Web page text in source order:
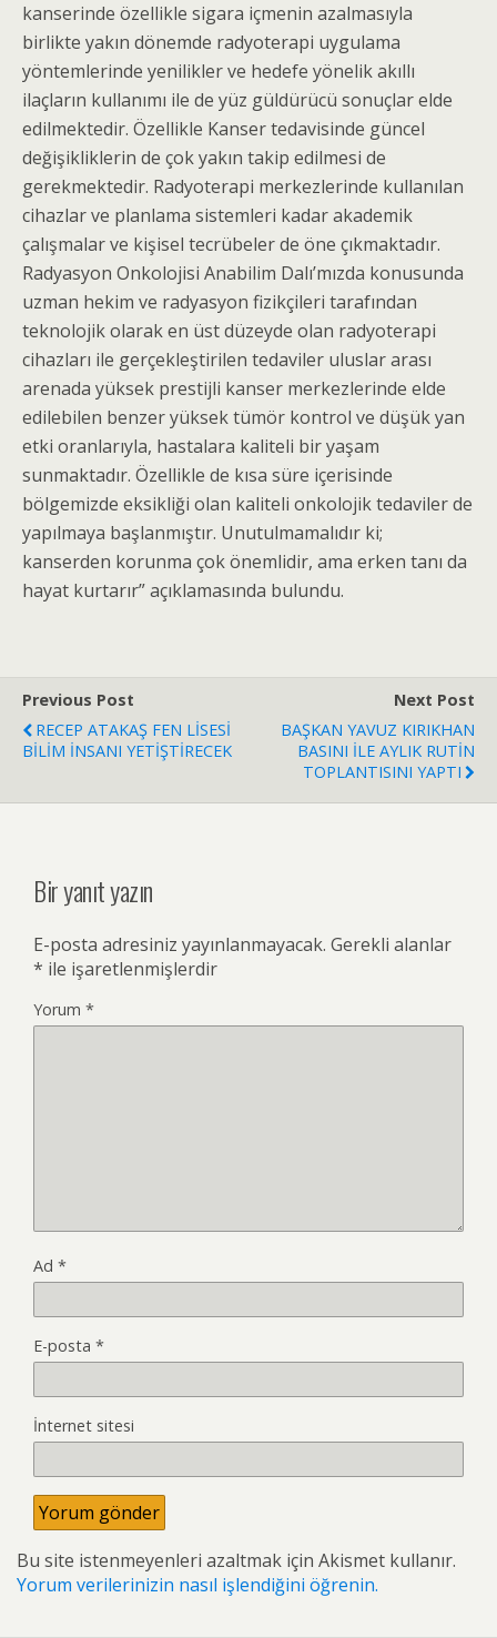
kanserinde özellikle sigara içmenin azalmasıyla
birlikte yakın dönemde radyoterapi uygulama
yöntemlerinde yenilikler ve hedefe yönelik akıllı
ilaçların kullanımı ile de yüz güldürücü sonuçlar elde
edilmektedir. Özellikle Kanser tedavisinde güncel
değişikliklerin de çok yakın takip edilmesi de
gerekmektedir. Radyoterapi merkezlerinde kullanılan
cihazlar ve planlama sistemleri kadar akademik
çalışmalar ve kişisel tecrübeler de öne çıkmaktadır.
Radyasyon Onkolojisi Anabilim Dalı’mızda konusunda
uzman hekim ve radyasyon fizikçileri tarafından
teknolojik olarak en üst düzeyde olan radyoterapi
cihazları ile gerçekleştirilen tedaviler uluslar arası
arenada yüksek prestijli kanser merkezlerinde elde
edilebilen benzer yüksek tümör kontrol ve düşük yan
etki oranlarıyla, hastalara kaliteli bir yaşam
sunmaktadır. Özellikle de kısa süre içerisinde
bölgemizde eksikliği olan kaliteli onkolojik tedaviler de
yapılmaya başlanmıştır. Unutulmamalıdır ki;
kanserden korunma çok önemlidir, ama erken tanı da
hayat kurtarır” açıklamasında bulundu.
Previous Post
RECEP ATAKAŞ FEN LİSESİ
BİLİM İNSANI YETİŞTİRECEK
Next Post
BAŞKAN YAVUZ KIRIKHAN
BASINI İLE AYLIK RUTİN
TOPLANTISINI YAPTI
Bir yanıt yazın
E-posta adresiniz yayınlanmayacak. Gerekli alanlar
* ile işaretlenmişlerdir
Yorum *
Ad *
E-posta *
İnternet sitesi
Bu site istenmeyenleri azaltmak için Akismet kullanır.
Yorum verilerinizin nasıl işlendiğini öğrenin.